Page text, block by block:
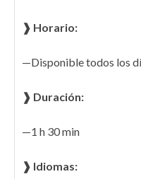
❱ Horario:
—Disponible todos los
❱ Duración:
—1 h 30 min
❱ Idiomas: